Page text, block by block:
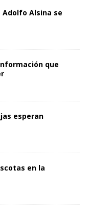
Adolfo Alsina se
que
esperan
en la